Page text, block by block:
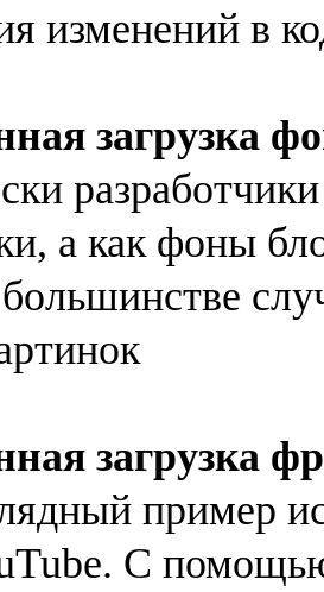
изменений в
загрузка
а как фоны
загрузка
пример
С